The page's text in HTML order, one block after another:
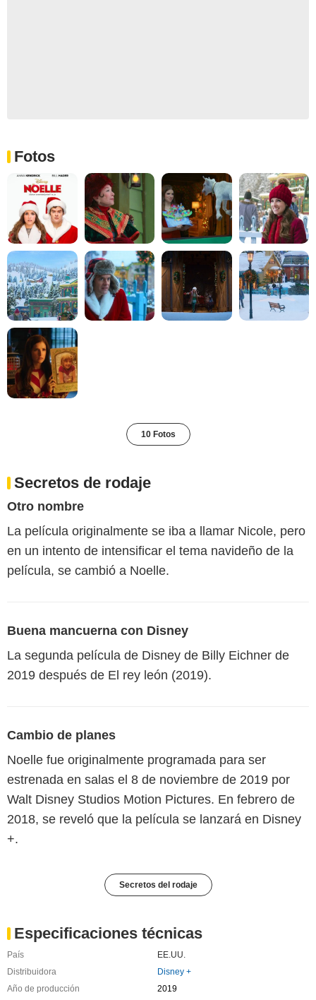
Fotos
10 Fotos
Secretos de rodaje
Otro nombre
La película originalmente se iba a llamar Nicole, pero
en un intento de intensificar el tema navideño de la
película, se cambió a Noelle.
Buena mancuerna con Disney
La segunda película de Disney de Billy Eichner de
2019 después de El rey león (2019).
Cambio de planes
Noelle fue originalmente programada para ser
estrenada en salas el 8 de noviembre de 2019 por
Walt Disney Studios Motion Pictures. En febrero de
2018, se reveló que la película se lanzará en Disney
+.
Secretos del rodaje
Especificaciones técnicas
País
EE.UU.
Distribuidora
Disney +
Año de producción
2019